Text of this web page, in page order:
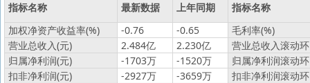
指标名称 最新数据 上年同期
指标名称
加权净资产收益率(%)
-0.76 -0.65
毛利率(%)
营业总收入(元)
2.484亿 2.230亿
营业总收入滚动
归属净利润(元)
-1703万 -1520万
归属净利润滚动
扣非净利润(元)
-2927万 -3659万 扣非净利润滚动